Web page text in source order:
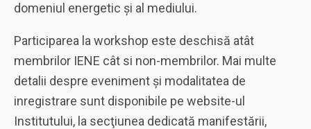
domeniul energetic şi al mediului.
Participarea la workshop este deschisă atât
membrilor IENE cât si non-membrilor. Mai multe
detalii despre eveniment şi modalitatea de
inregistrare sunt disponibile pe website-ul
Institutului, la secţiunea dedicată manifestării,